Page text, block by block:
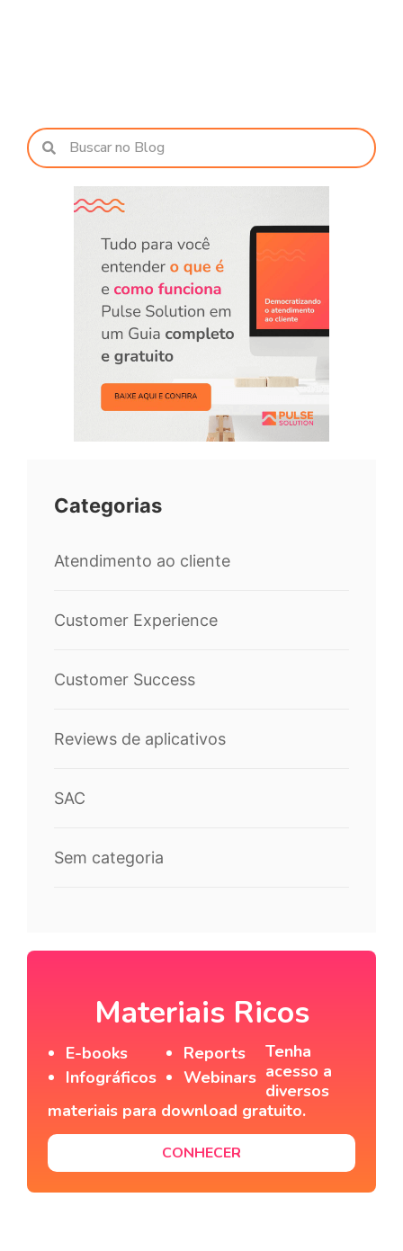
Categorias
Atendimento ao cliente
Customer Experience
Customer Success
Reviews de aplicativos
SAC
Sem categoria
Materiais Ricos
E-books
Infográficos
Reports
Webinars
Tenha
acesso a
diversos
materiais para download gratuito.
CONHECER